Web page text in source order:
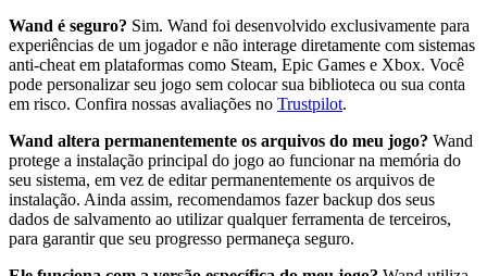
Wand é seguro? Sim. Wand foi desenvolvido exclusivamente para
experiências de um jogador e não interage diretamente com sistemas
anti-cheat em plataformas como Steam, Epic Games e Xbox. Você
pode personalizar seu jogo sem colocar sua biblioteca ou sua conta
em risco. Confira nossas avaliações no Trustpilot.
Wand altera permanentemente os arquivos do meu jogo? Wand
protege a instalação principal do jogo ao funcionar na memória do
seu sistema, em vez de editar permanentemente os arquivos de
instalação. Ainda assim, recomendamos fazer backup dos seus
dados de salvamento ao utilizar qualquer ferramenta de terceiros,
para garantir que seu progresso permaneça seguro.